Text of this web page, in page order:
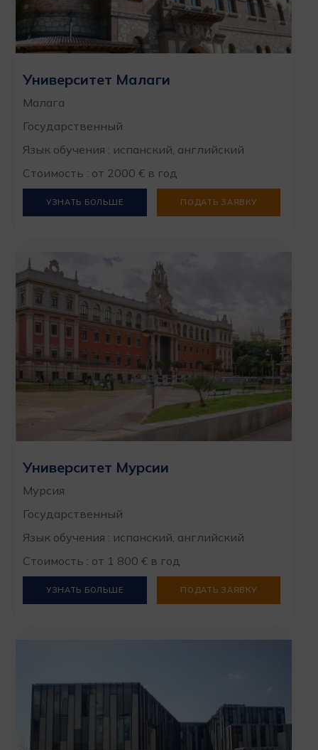
Университет Малаги
Малага
Государственный
Язык обучения : испанский, английский
Стоимость : от 2000 € в год
УЗНАТЬ БОЛЬШЕ ПОДАТЬ ЗАЯВКУ
Университет Мурсии
Мурсия
Государственный
Язык обучения : испанский, английский
Стоимость : от 1 800 € в год
УЗНАТЬ БОЛЬШЕ ПОДАТЬ ЗАЯВКУ